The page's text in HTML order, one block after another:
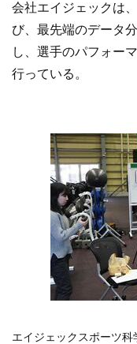
会社エイジェックは
び、最先端のデータ
し、選手のパフォー
行っている。
エイジェックスポーツ科